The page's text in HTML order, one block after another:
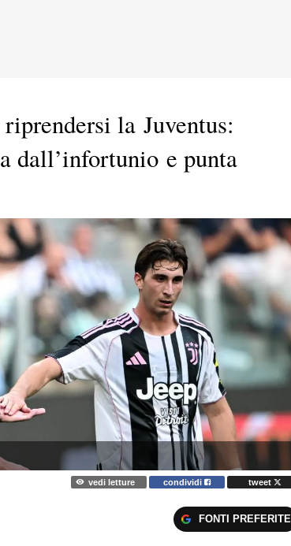
la Juventus:
dall’infortunio e punta
vedi letture condividi tweet
FONTI PREFERITE